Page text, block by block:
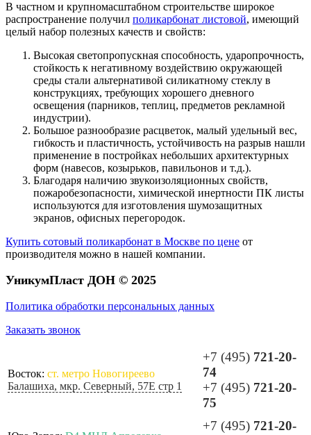
В частном и крупномасштабном строительстве широкое
распространение получил поликарбонат листовой, имеющий
целый набор полезных качеств и свойств:
Высокая светопропускная способность, ударопрочность,
стойкость к негативному воздействию окружающей
среды стали альтернативой силикатному стеклу в
конструкциях, требующих хорошего дневного
освещения (парников, теплиц, предметов рекламной
индустрии).
Большое разнообразие расцветок, малый удельный вес,
гибкость и пластичность, устойчивость на разрыв нашли
применение в постройках небольших архитектурных
форм (навесов, козырьков, павильонов и т.д.).
Благодаря наличию звукоизоляционных свойств,
пожаробезопасности, химической инертности ПК листы
используются для изготовления шумозащитных
экранов, офисных перегородок.
Купить сотовый поликарбонат в Москве по цене от
производителя можно в нашей компании.
УникумПласт ДОН © 2025
Политика обработки персональных данных
Заказать звонок
Восток: ст. метро Новогиреево
Балашиха, мкр. Северный, 57Е стр 1
+7 (495) 721-20-
74
+7 (495) 721-20-
75
+7 (495) 721-20-